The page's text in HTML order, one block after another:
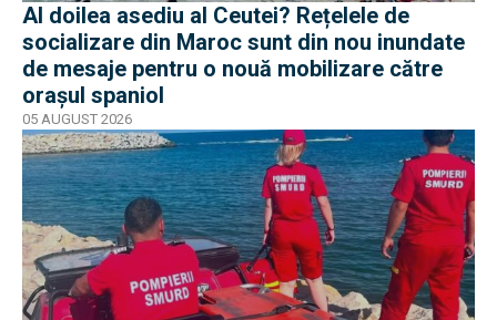
Al doilea asediu al Ceutei? Rețelele de
socializare din Maroc sunt din nou inundate
de mesaje pentru o nouă mobilizare către
orașul spaniol
05 AUGUST 2026